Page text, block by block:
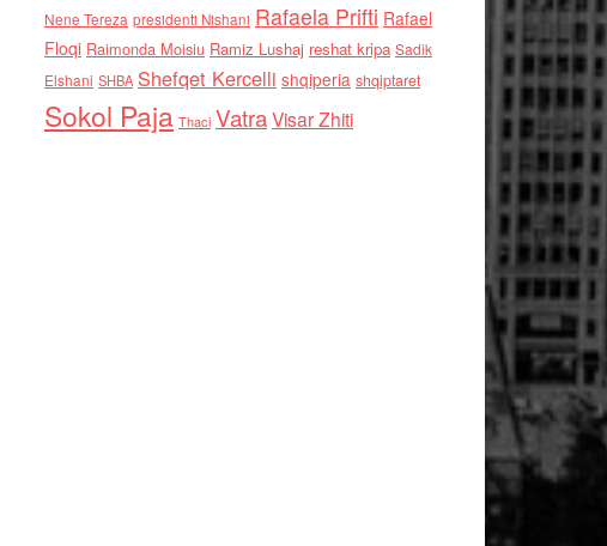
Nene Tereza presidenti Nishani Rafaela Prifti Rafael
Floqi Raimonda Moisiu Ramiz Lushaj reshat kripa Sadik
Elshani SHBA Shefqet Kercelli shqiperia shqiptaret
Sokol Paja Thaci VatraVisar Zhiti